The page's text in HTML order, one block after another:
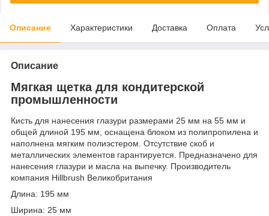
Описание Характеристики Доставка Оплата
Описание
Мягкая щетка для кондитерской
промышленности
Кисть для нанесения глазури размерами 25 мм на 55 мм и
общей длиной 195 мм, оснащена блоком из полипропилена и
наполнена мягким полиэстером. Отсутствие скоб и
металлических элементов гарантируется. Предназначено для
нанесения глазури и масла на выпечку. Производитель
компания Hillbrush Великобритания
Длина: 195 мм
Ширина: 25 мм